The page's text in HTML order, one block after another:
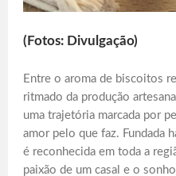
(Fotos: Divulgação)
Entre o aroma de biscoitos
ritmado da produção
uma trajetória marcada por
amor pelo que faz. Fundada
é reconhecida em toda a
paixão de um casal e o